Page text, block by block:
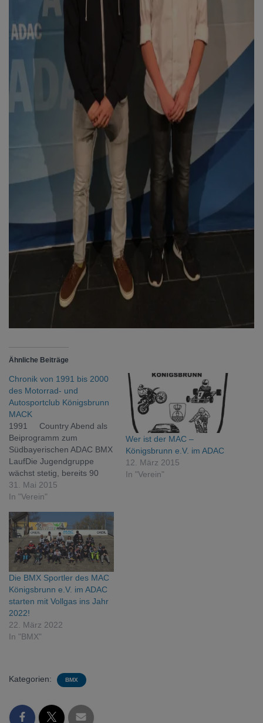
Ähnliche Beiträge
Chronik von 1991 bis 2000
des Motorrad- und
Autosportclub Königsbrunn
MACK
1991 Country Abend als
Beiprogramm zum
Südbayerischen ADAC BMX
LaufDie Jugendgruppe
wächst stetig, bereits 90
MitgliederPaul Streicher
siegt im Augsburger
MühlhausenBMX Truppe
werden Südbayerischer
ADAC-BMX-
Vizemannschaftsmeister
1992Ralf Teltscher kam bei
der Wahl „Sportidealisten
des Jahres“ auf den 5.
PlatzADAC Kart- Slalom-
Fahrer gewinnen den
Mannschaftspreis in der…
31. Mai 2015
In "Verein"
Wer ist der MAC –
Königsbrunn e.V. im ADAC
12. März 2015
In "Verein"
Die BMX Sportler des MAC
Königsbrunn e.V. im ADAC
starten mit Vollgas ins Jahr
2022!
22. März 2022
In "BMX"
Kategorien: BMX